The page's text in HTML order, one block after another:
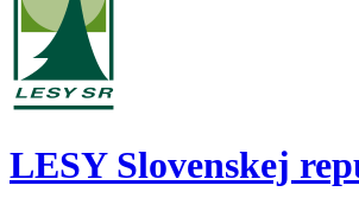
LESY Slovenskej